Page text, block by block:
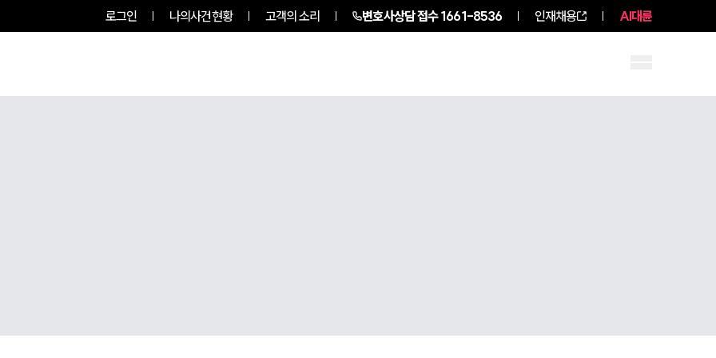
로그인 나의사건현황 고객의 소리 변호사상담 접수1661-8536 인재채용 AI대륜